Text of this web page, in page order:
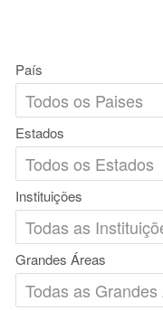
País
Estados
Instituições
Grandes Áreas